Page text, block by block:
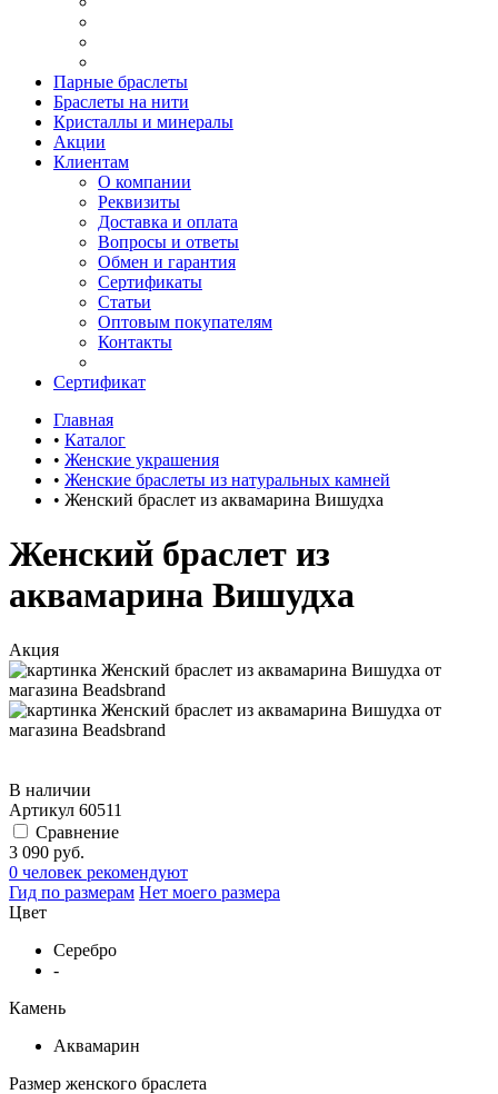
Парные браслеты
Браслеты на нити
Кристаллы и минералы
Акции
Клиентам
О компании
Реквизиты
Доставка и оплата
Вопросы и ответы
Обмен и гарантия
Сертификаты
Статьи
Оптовым покупателям
Контакты
Сертификат
Главная
• Каталог
• Женские украшения
• Женские браслеты из натуральных камней
• Женский браслет из аквамарина Вишудха
Женский браслет из
аквамарина Вишудха
Акция
В наличии
Артикул 60511
Сравнение
3 090 руб.
0 человек рекомендуют
Гид по размерам Нет моего размера
Цвет
Серебро
-
Камень
Аквамарин
Размер женского браслета